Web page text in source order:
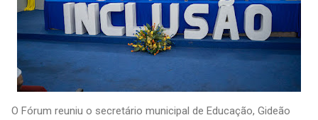
O Fórum reuniu o secretário municipal de Educação, Gideão